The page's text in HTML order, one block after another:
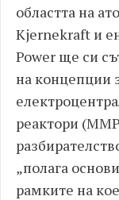
областта на
Kjernekraft и
Power ще си
на концепции
реактори
„полага
рамките на